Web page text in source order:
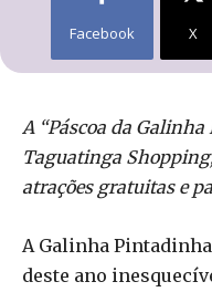
Facebook X
A “Páscoa da
Taguatinga
atrações gratuitas e
A Galinha
deste ano